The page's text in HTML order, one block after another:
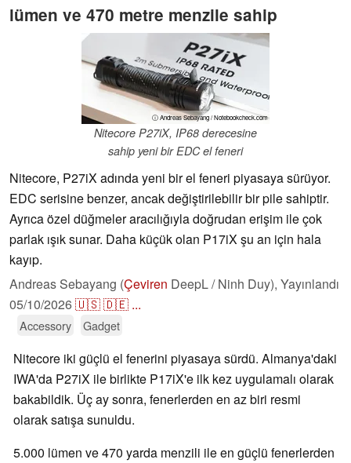
lümen ve 470 metre menzile sahip
ⓘ Andreas Sebayang / Notebookcheck.com
Nitecore P27iX, IP68 derecesine
sahip yeni bir EDC el feneri
Nitecore, P27iX adında yeni bir el feneri piyasaya sürüyor.
EDC serisine benzer, ancak değiştirilebilir bir pile sahiptir.
Ayrıca özel düğmeler aracılığıyla doğrudan erişim ile çok
parlak ışık sunar. Daha küçük olan P17iX şu an için hala
kayıp.
Andreas Sebayang (Çeviren DeepL / Ninh Duy), Yayınlandı
05/10/2026🇺🇸🇩🇪 ...
Accessory Gadget
Nitecore iki güçlü el fenerini piyasaya sürdü. Almanya'daki
IWA'da P27iX ile birlikte P17iX'e ilk kez uygulamalı olarak
bakabildik. Üç ay sonra, fenerlerden en az biri resmi
olarak satışa sunuldu.
5.000 lümen ve 470 yarda menzili ile en güçlü fenerlerden